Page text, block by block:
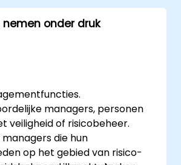
nemen onder druk
managers, personen
veiligheid of risicobeheer.
die hun
op het gebied van risico-